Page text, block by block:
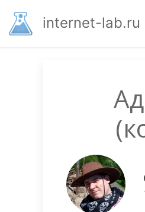
основномуinternet-lab.ru